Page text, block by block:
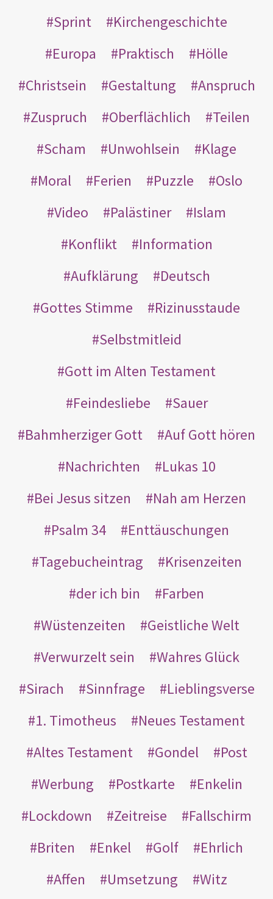
Sprint
Kirchengeschichte
Europa
Praktisch
Hölle
Christsein
Gestaltung
Anspruch
Zuspruch
Oberflächlich
Teilen
Scham
Unwohlsein
Klage
Moral
Ferien Puzzle
Oslo
Video
Palästiner
Islam
Konflikt
Information
Aufklärung
Deutsch
Gottes Stimme
Rizinusstaude
Selbstmitleid
Gott im Alten Testament
Feindesliebe
Sauer
Bahmherziger Gott
Auf Gott hören
Nachrichten
Lukas 10
Bei Jesus sitzen
Nah am Herzen
Psalm 34
Enttäuschungen
Tagebucheintrag
Krisenzeiten
der ich bin
Farben
Wüstenzeiten
Geistliche Welt
Verwurzelt sein
Wahres Glück
Sirach
Sinnfrage
Lieblingsverse
1. Timotheus
Neues Testament
Altes Testament
Gondel
Post
Werbung
Postkarte
Enkelin
Lockdown
Zeitreise
Fallschirm
Briten
Enkel Golf
Ehrlich
Affen
Umsetzung Witz